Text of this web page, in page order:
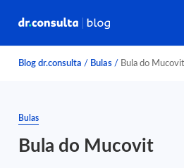
Blog dr.consulta / Bulas / Bula do Mucovit
Bulas
Bula do Mucovit